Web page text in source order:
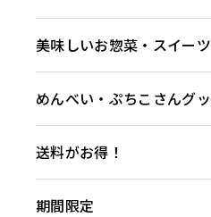
美味しいお惣菜・スイーツ
めんべい・ぷちこさんグ
送料がお得！
期間限定